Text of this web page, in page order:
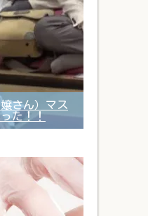
さん）マス
た！！